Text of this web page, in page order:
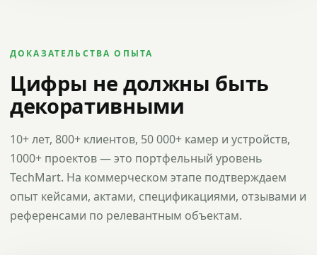
ДОКАЗАТЕЛЬСТВА ОПЫТА
Цифры не должны быть
декоративными
10+ лет, 800+ клиентов, 50 000+ камер и устройств,
1000+ проектов — это портфельный уровень
TechMart. На коммерческом этапе подтверждаем
опыт кейсами, актами, спецификациями, отзывами и
референсами по релевантным объектам.